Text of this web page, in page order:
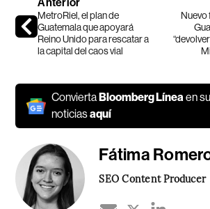
Anterior
MetroRiel, el plan de
Guatemala que apoyará
Reino Unido para rescatar a
la capital del caos vial
Nuevo
Convierta Bloomberg Líneaen
noticiasaquí
Fátima
SEO Content Producer